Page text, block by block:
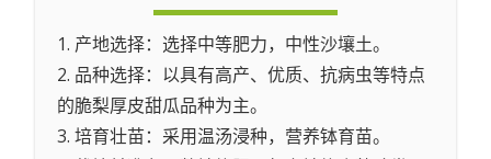
1. 产地选择：选择中等肥力，中性沙壤土。
2. 品种选择：以具有高产、优质、抗病虫等特点
的脆梨厚皮甜瓜品种为主。
3. 培育壮苗：采用温汤浸种，营养钵育苗。